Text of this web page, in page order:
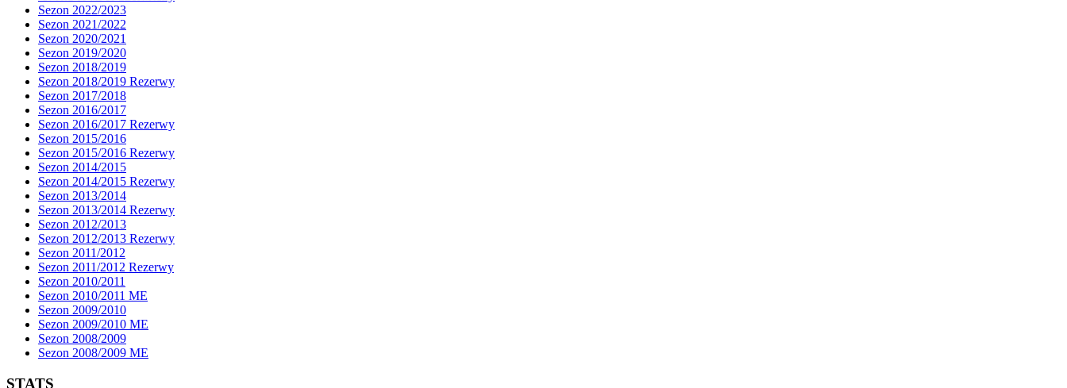
Sezon 2022/2023
Sezon 2021/2022
Sezon 2020/2021
Sezon 2019/2020
Sezon 2018/2019
Sezon 2018/2019 Rezerwy
Sezon 2017/2018
Sezon 2016/2017
Sezon 2016/2017 Rezerwy
Sezon 2015/2016
Sezon 2015/2016 Rezerwy
Sezon 2014/2015
Sezon 2014/2015 Rezerwy
Sezon 2013/2014
Sezon 2013/2014 Rezerwy
Sezon 2012/2013
Sezon 2012/2013 Rezerwy
Sezon 2011/2012
Sezon 2011/2012 Rezerwy
Sezon 2010/2011
Sezon 2010/2011 ME
Sezon 2009/2010
Sezon 2009/2010 ME
Sezon 2008/2009
Sezon 2008/2009 ME
STATS